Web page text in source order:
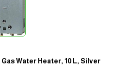
Water Heater, 10 L, Silver